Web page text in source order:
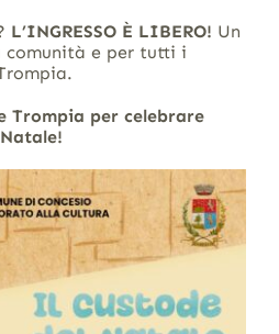
L’INGRESSO È LIBERO! Un
comunità e per tutti i
Trompia per celebrare